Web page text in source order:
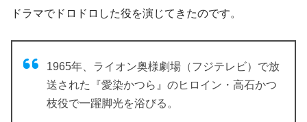
ドラマでドロドロした役を演じてきたのです。
1965年、ライオン奥様劇場（フジテレビ）で放
送された『愛染かつら』のヒロイン・高石かつ
枝役で一躍脚光を浴びる。